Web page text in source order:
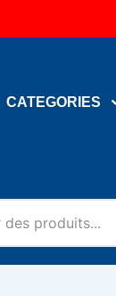
CATEGORIES